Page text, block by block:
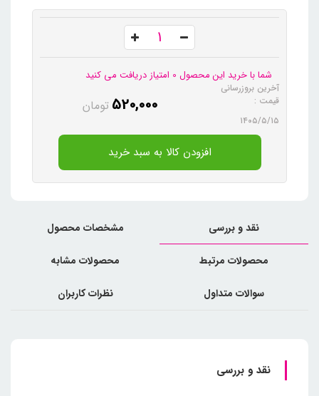
شما با خرید این محصول 0 امتیاز دریافت می کنید
آخرین بروزرسانی
قیمت :
۱۴۰۵/۵/۱۵
520,000 تومان
افزودن کالا به سبد خرید
نقد و بررسی مشخصات محصول
محصولات مرتبط محصولات مشابه
سوالات متداول نظرات کاربران
نقد و بررسی